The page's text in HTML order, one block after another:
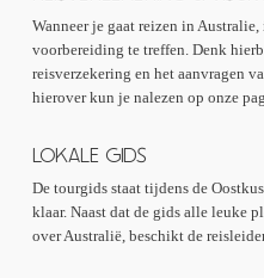
Wanneer je gaat reizen in Australie,
voorbereiding te treffen. Denk
reisverzekering en het aanvragen
hierover kun je nalezen op onze
LOKALE GIDS
De tourgids staat tijdens de
klaar. Naast dat de gids alle leuke
over Australië, beschikt de